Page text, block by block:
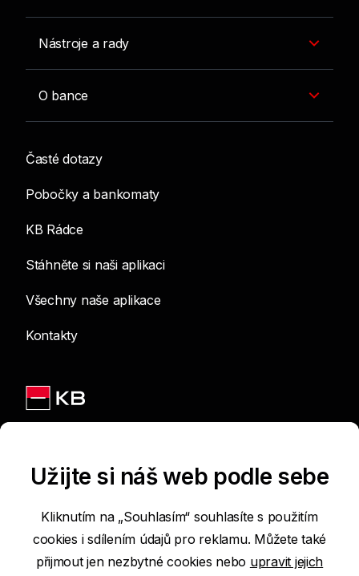
Nástroje a rady
O bance
Časté dotazy
Pobočky a bankomaty
KB Rádce
Stáhněte si naši aplikaci
Všechny naše aplikace
Kontakty
Podmínky používání internetových stránek
Užijte si náš web podle sebe
Kliknutím na „Souhlasím“ souhlasíte s použitím
cookies i sdílením údajů pro reklamu. Můžete také
přijmout jen nezbytné cookies nebo upravit jejich